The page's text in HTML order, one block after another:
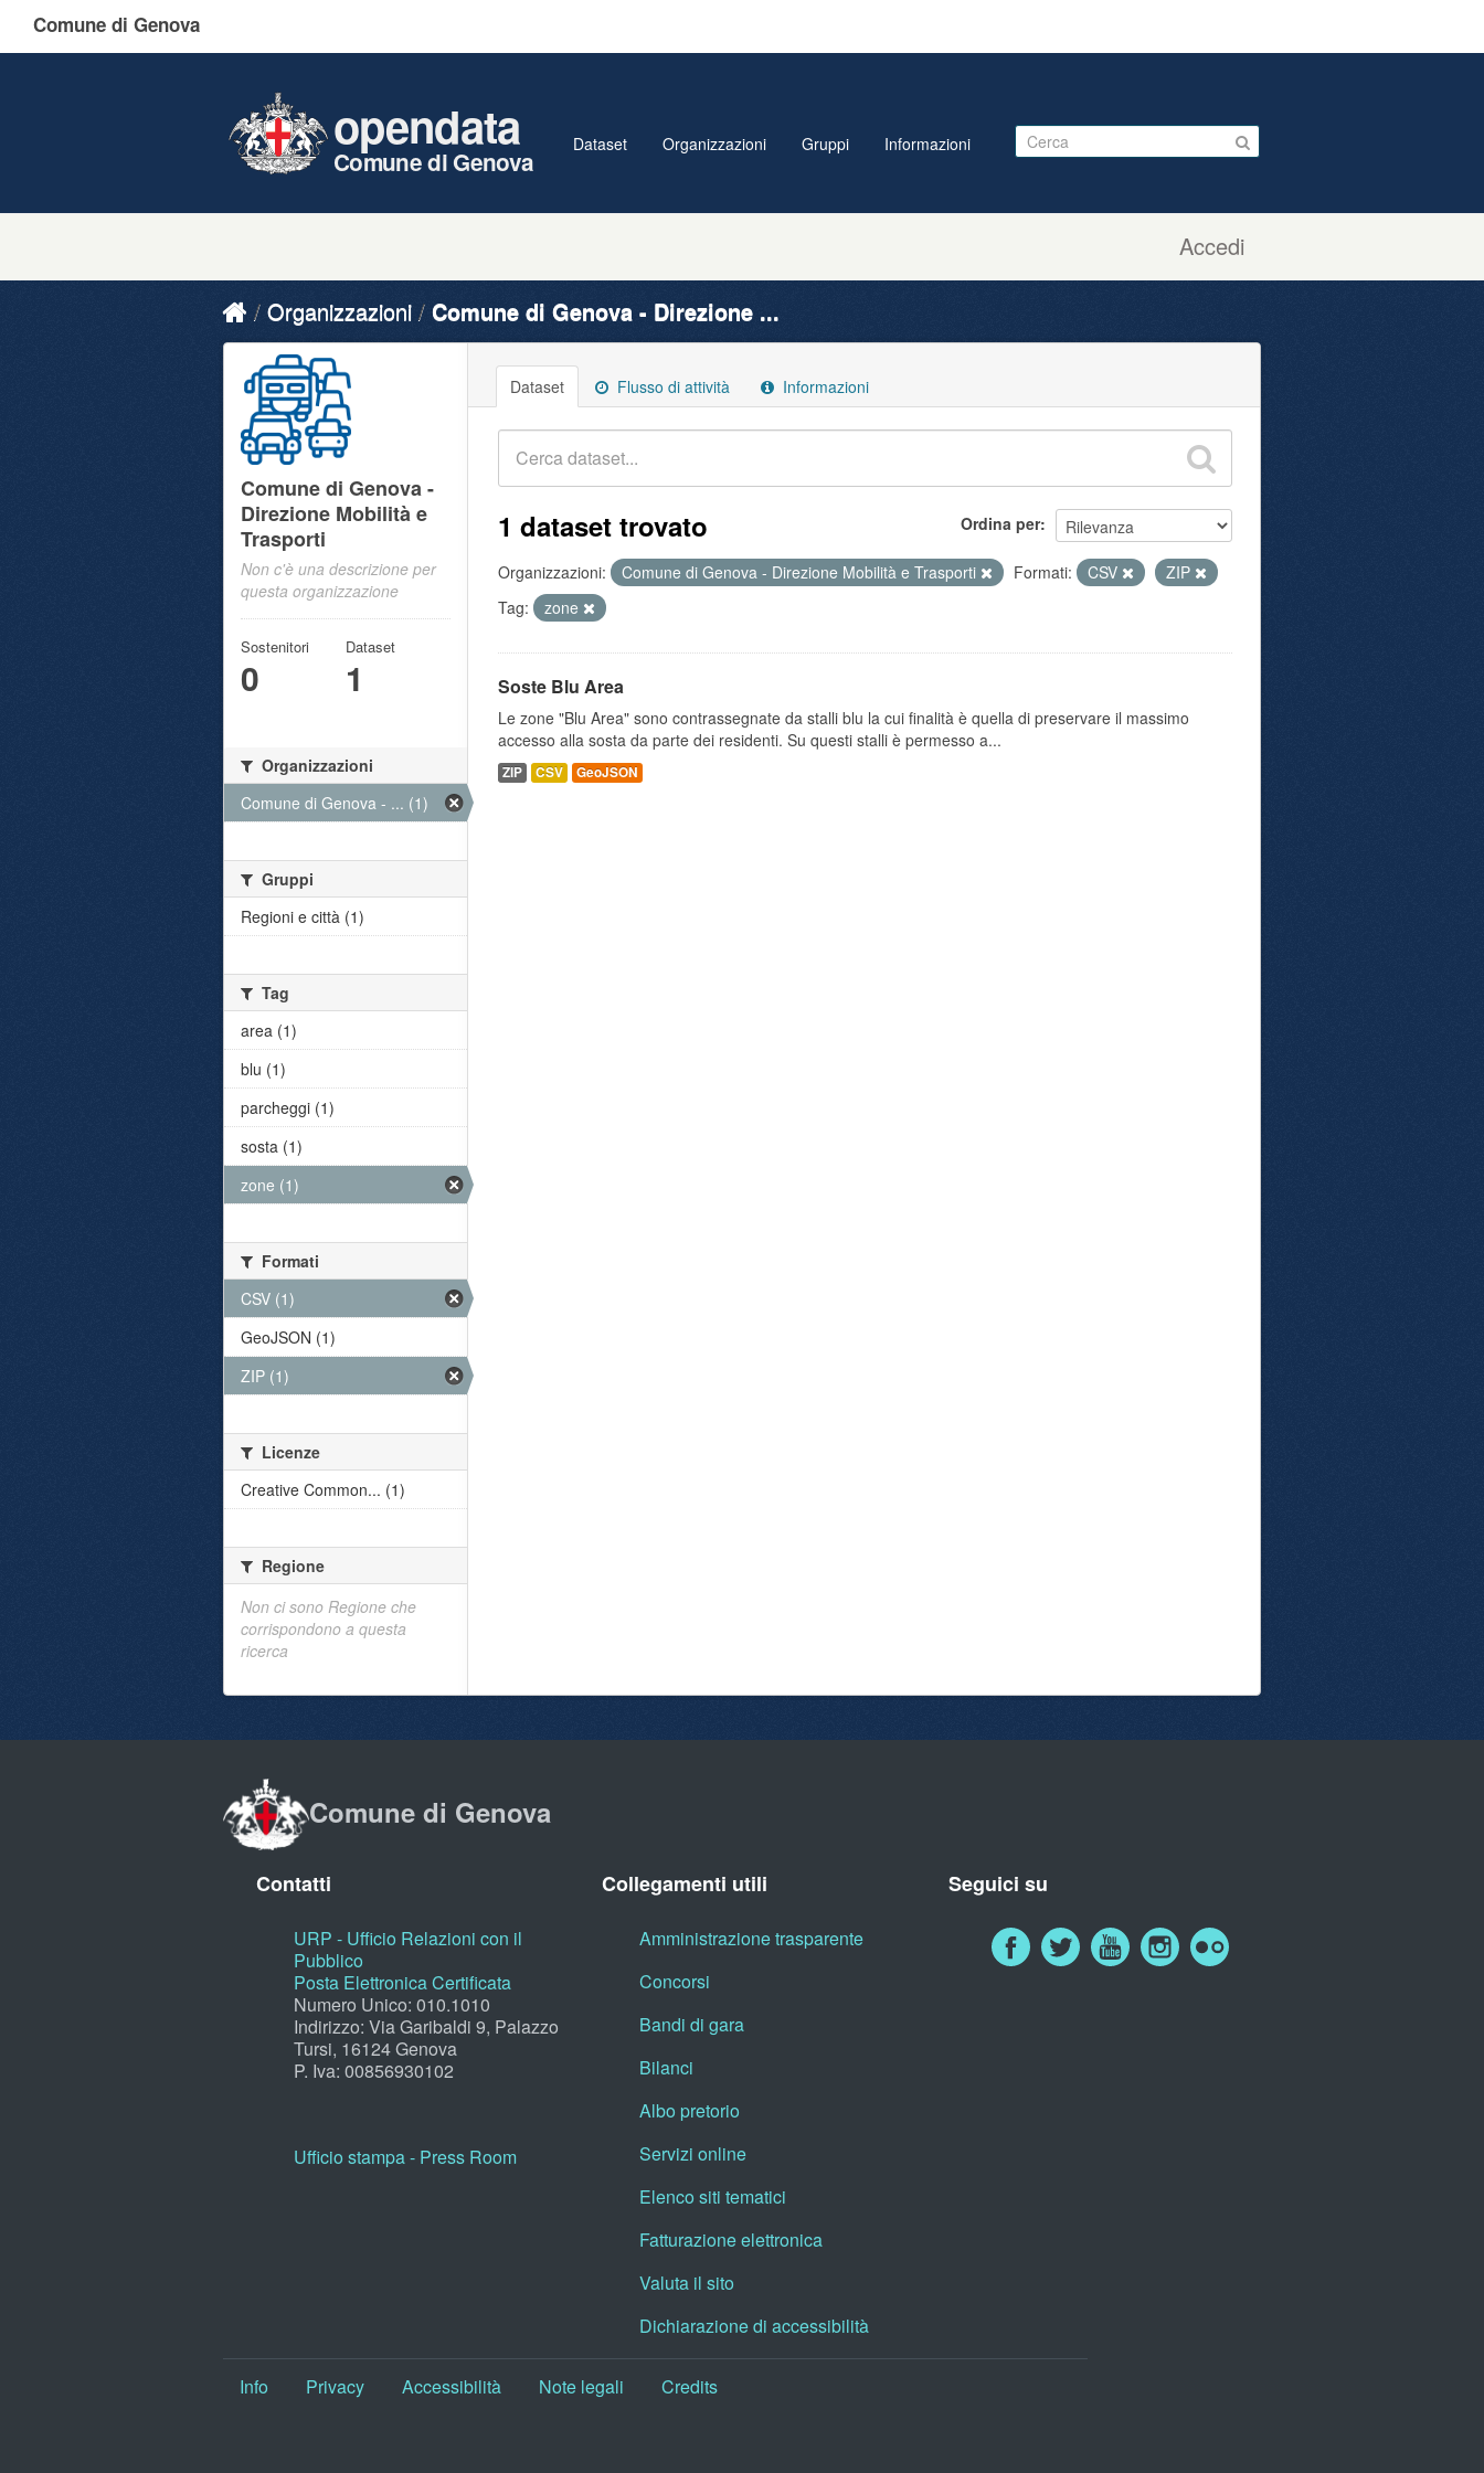
Comune di Genova
Accedi
opendata
Comune di Genova
Dataset Organizzazioni Gruppi Informazioni
Organizzazioni Comune di Genova - Direzione ...
Dataset Flusso di attività Informazioni
Ordina per
1 dataset trovato
Organizzazioni: Comune di Genova - Direzione Mobilità e Trasporti Formati: CSV
ZIP
Tag:
zone
Soste Blu Area
Le zone "Blu Area" sono contrassegnate da stalli blu la cui finalità è quella di preservare il massimo
accesso alla sosta da parte dei residenti. Su questi stalli è permesso a...
ZIP CSV GeoJSON
Comune di Genova -
Direzione Mobilità e
Trasporti
Non c'è una descrizione per
questa organizzazione
Sostenitori
0
Dataset
1
Organizzazioni
Comune di Genova - ... (1)
Gruppi
Regioni e città (1)
Tag
area (1)
blu (1)
parcheggi (1)
sosta (1)
zone (1)
Formati
CSV (1)
GeoJSON (1)
ZIP (1)
Licenze
Creative Common... (1)
Regione
Non ci sono Regione che
corrispondono a questa
ricerca
Comune di Genova
Contatti
URP - Ufficio Relazioni con il
Pubblico
Posta Elettronica Certificata
Numero Unico: 010.1010
Indirizzo: Via Garibaldi 9, Palazzo
Tursi, 16124 Genova
P. Iva: 00856930102
Ufficio stampa - Press Room
Collegamenti utili
Amministrazione trasparente
Concorsi
Bandi di gara
Bilanci
Albo pretorio
Servizi online
Elenco siti tematici
Fatturazione elettronica
Valuta il sito
Dichiarazione di accessibilità
Seguici su
Info Privacy Accessibilità Note legali Credits